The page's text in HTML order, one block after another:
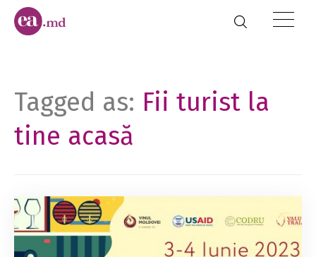
Tagged as: Fii turist la
tine acasă